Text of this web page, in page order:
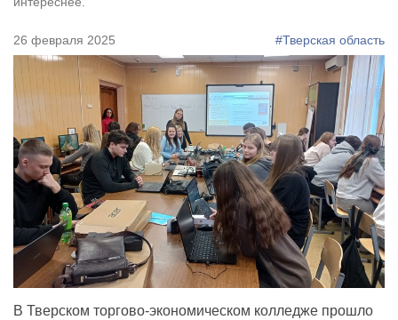
26 февраля 2025 #Тверская область
В Тверском торгово-экономическом колледже прошло